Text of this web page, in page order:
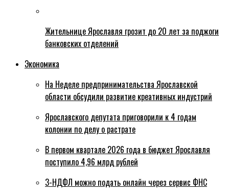
Жительнице Ярославля грозит до 20 лет за поджоги
банковских отделений
Экономика
На Неделе предпринимательства Ярославской
области обсудили развитие креативных индустрий
Ярославского депутата приговорили к 4 годам
колонии по делу о растрате
В первом квартале 2026 года в бюджет Ярославля
поступило 4,96 млрд рублей
3-НДФЛ можно подать онлайн через сервис ФНС